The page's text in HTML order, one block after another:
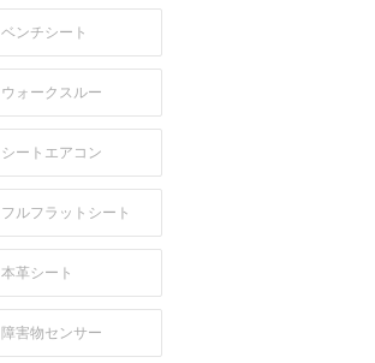
ベンチシート
ウォークスルー
シートエアコン
フルフラットシート
本革シート
障害物センサー